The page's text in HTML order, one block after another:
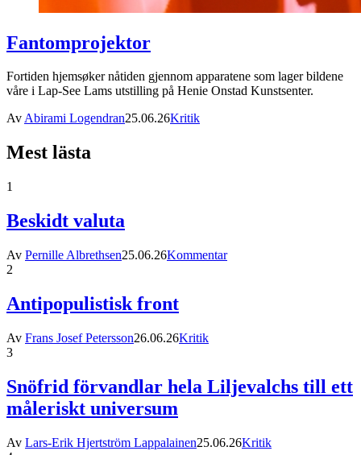
Fantomprojektor
Fortiden hjemsøker nåtiden gjennom apparatene som lager bildene
våre i Lap-See Lams utstilling på Henie Onstad Kunstsenter.
AvAbirami Logendran25.06.26Kritik
Mest lästa
1
Beskidt valuta
Av Pernille Albrethsen25.06.26Kommentar
2
Antipopulistisk front
Av Frans Josef Petersson26.06.26Kritik
3
Snöfrid förvandlar hela Liljevalchs till ett
måleriskt universum
Av Lars-Erik Hjertström Lappalainen25.06.26Kritik